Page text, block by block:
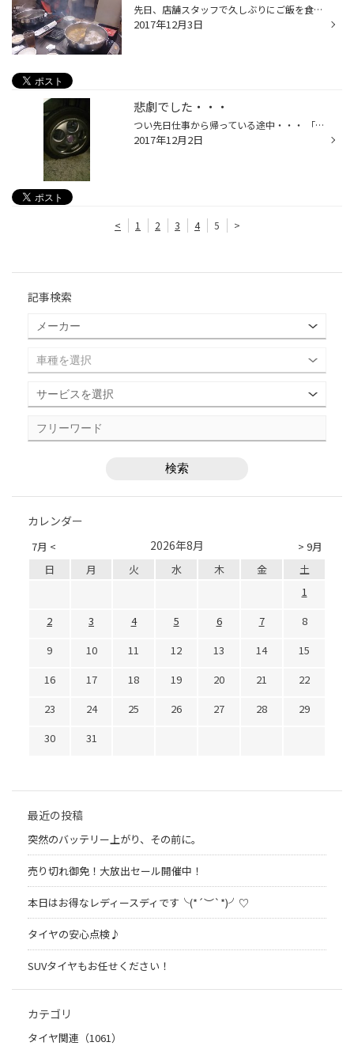
先日、店舗スタッフで久しぶりにご飯を食べにいきました。 なかなか全員で行くこともないので皆さん張り切って食べて、 楽しいときをすごすことが出来ました。
2017年12月3日
悲劇でした・・・
つい先日仕事から帰っている途中・・・ 「ぱしゅ～」という聞きなれない音と同時に社内のエアセンサーの表示が緑から赤へ・・・ そう、不意をつくパンク襲来です。 安全な場所に車両を停めて確認。 見事につぶれていました。 少し考えましたが、素直にＪＡＦにお世話になることにしました。 無理に...
2017年12月2日
< 1 2 3 4 5 >
記事検索
カレンダー
7月 < > 9月
2026年8月
日 月 火 水 木 金
土
1
2
3 4 5 6 7
8
9
10 11 12 13 14
15
16
17 18 19 20 21
22
23
24 25 26 27 28
29
30
31
最近の投稿
突然のバッテリー上がり、その前に。
売り切れ御免！大放出セール開催中！
本日はお得なレディースディです╰(*´︶`*)╯♡
タイヤの安心点検♪
SUVタイヤもお任せください！
カテゴリ
タイヤ関連（1061）